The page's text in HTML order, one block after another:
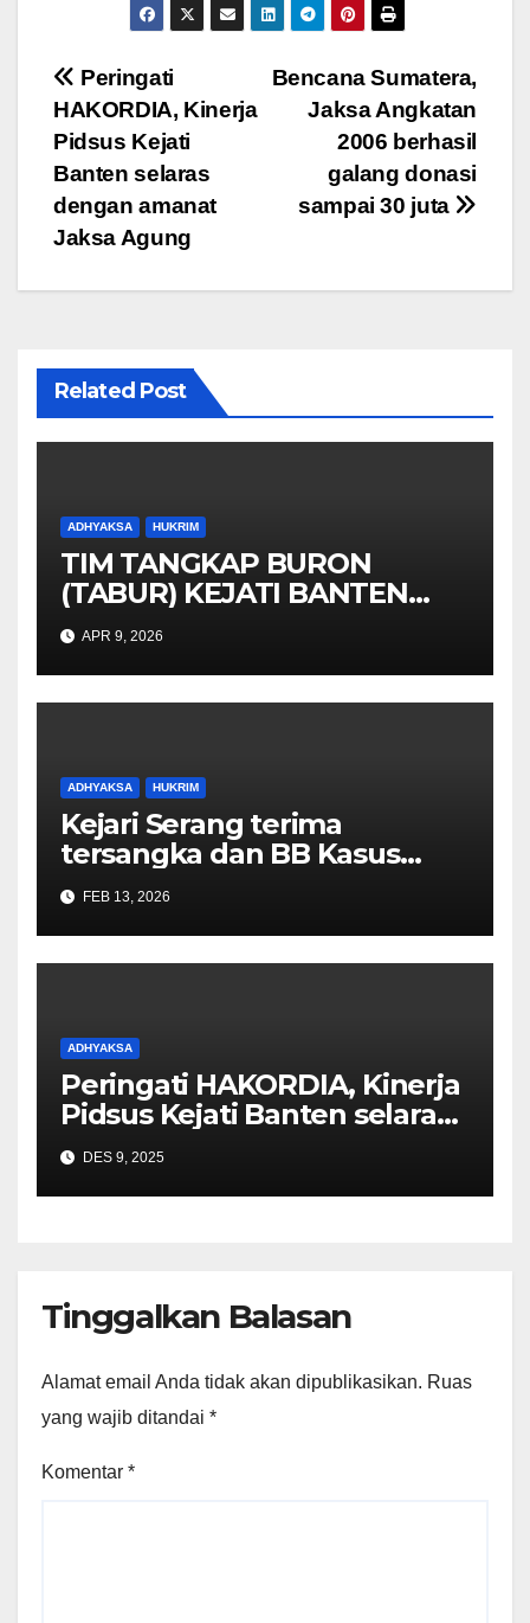
e
b
o
o
k
tt
er
ail at
A
e
gr
ar
e
Navigasi
pos
Bencana Sumatera,
Jaksa Angkatan
2006 berhasil
galang donasi
sampai 30 juta
Peringati
HAKORDIA, Kinerja
Pidsus Kejati
Banten selaras
dengan amanat
Jaksa Agung
Related Post
ADHYAKSA HUKRIM
TIM TANGKAP BURON
(TABUR) KEJATI BANTEN
berhasil Menangkap Maskuri
alias Pak’De DPO KEJARI
TANGSEL
APR 9, 2026
ADHYAKSA HUKRIM
Kejari Serang terima
tersangka dan BB Kasus
Korupsi jual beli minyak
goreng curah 2025
FEB 13, 2026
ADHYAKSA
Peringati HAKORDIA, Kinerja
Pidsus Kejati Banten selaras
dengan amanat Jaksa Agung
DES 9, 2025
Tinggalkan Balasan
Alamat email Anda tidak akan dipublikasikan. Ruas
yang wajib ditandai *
Komentar *